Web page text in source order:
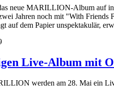
neue MARILLION-Album auf
Jahren noch mit "With Friends
dem Papier unspektakulär,
Live-Album mit
werden am 28. Mai ein